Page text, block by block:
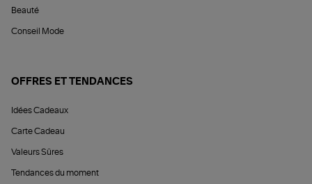
Beauté
Conseil Mode
OFFRES ET TENDANCES
Idées Cadeaux
Carte Cadeau
Valeurs Sûres
Tendances du moment